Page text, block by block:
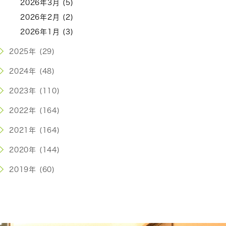
2026年3月 (5)
2026年2月 (2)
2026年1月 (3)
2025年 (29)
2024年 (48)
2023年 (110)
2022年 (164)
2021年 (164)
2020年 (144)
2019年 (60)